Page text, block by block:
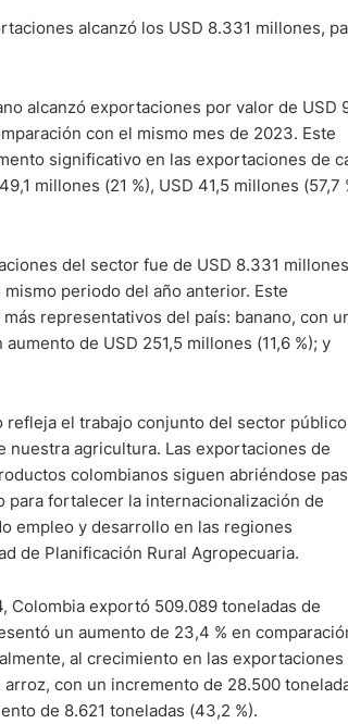
alcanzó los USD 8.331 millones,
alcanzó exportaciones por valor de USD
con el mismo mes de 2023. Este
significativo en las exportaciones de
millones (21 %), USD 41,5 millones (57,7
del sector fue de USD 8.331
periodo del año anterior. Este
representativos del país: banano, con
de USD 251,5 millones (11,6 %); y
el trabajo conjunto del sector
nuestra agricultura. Las exportaciones de
colombianos siguen abriéndose
fortalecer la internacionalización de
empleo y desarrollo en las regiones
de Planificación Rural Agropecuaria.
Colombia exportó 509.089 toneladas de
un aumento de 23,4 % en
al crecimiento en las exportaciones
con un incremento de 28.500
de 8.621 toneladas (43,2 %).